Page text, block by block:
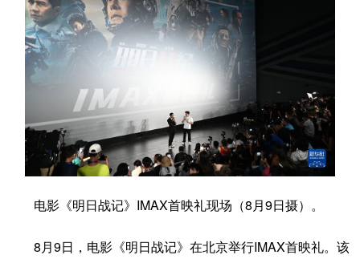
科技 科创 量子
文化 书画 健康
图片
法律 中央文件 金融 汽车
食品 人居 信息化 数字经济
彩票 娱乐 时尚 悦读
电影《明日战记》IMAX首映礼现场（8月9日摄）。
8月9日，电影《明日战记》在北京举行IMAX首映礼。该